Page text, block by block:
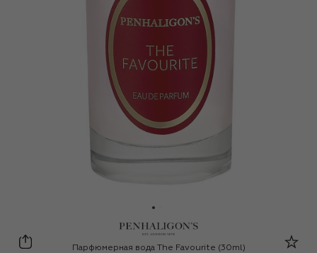
Penhaligon's
Парфюмерная вода The Favourite (30ml)